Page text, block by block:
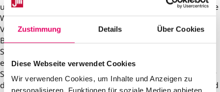
Zustimmung Details Über Cookies
Diese Webseite verwendet Cookies
Wir verwenden Cookies, um Inhalte und Anzeigen zu
unterstrich den Appell, etwas zu verändern: „Verändert die
Welt, verbessert sie, seid engagiert und übernehmt
Verantwortung!“ Im Anschluss verliehen Schulleiter und
BGY-Leiter die Zeugnisse zusammen mit den
Stammkursleitern. Bei insgesamt 10 Stammkursen
erhielten 132 Schülerinnen und Schüler die höchsten
Schulabschlüsse mit der Allgemeinen Hochschulreife oder
der Fachhochschulreife. Auch die besten Schülerinnen und